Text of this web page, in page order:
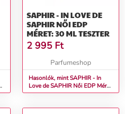
SAPHIR - IN LOVE DE
SAPHIR NŐI EDP
MÉRET: 30 ML TESZTER
2 995 Ft
Parfumeshop
Hasonlók, mint SAPHIR - In
Love de SAPHIR Női EDP Méret:
30 ml teszter